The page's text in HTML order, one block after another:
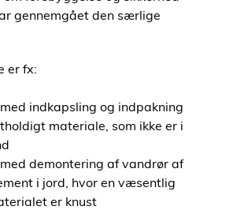
gennemgået den særlige
er fx:
indkapsling og indpakning
materiale, som ikke er i
demontering af vandrør af
i jord, hvor en væsentlig
er knust